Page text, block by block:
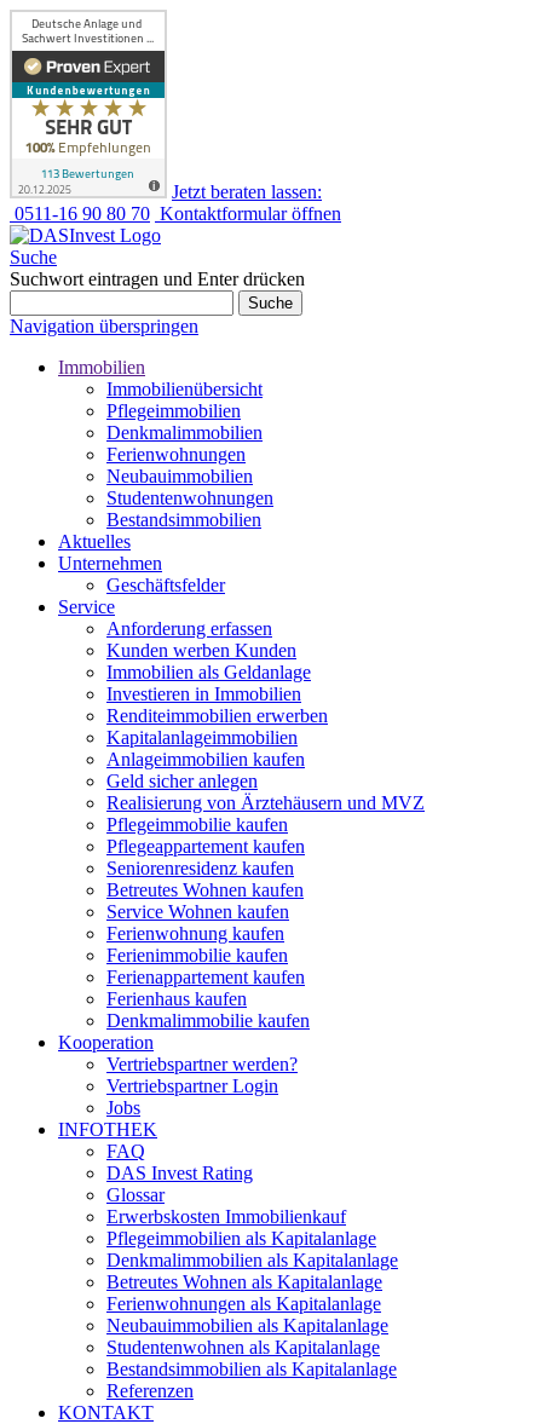
Jetzt beraten lassen:
0511-16 90 80 70 Kontaktformular öffnen
Suche
Suchwort eintragen und Enter drücken
Suche
Navigation überspringen
Immobilien
Immobilienübersicht
Pflegeimmobilien
Denkmalimmobilien
Ferienwohnungen
Neubauimmobilien
Studentenwohnungen
Bestandsimmobilien
Aktuelles
Unternehmen
Geschäftsfelder
Service
Anforderung erfassen
Kunden werben Kunden
Immobilien als Geldanlage
Investieren in Immobilien
Renditeimmobilien erwerben
Kapitalanlageimmobilien
Anlageimmobilien kaufen
Geld sicher anlegen
Realisierung von Ärztehäusern und MVZ
Pflegeimmobilie kaufen
Pflegeappartement kaufen
Seniorenresidenz kaufen
Betreutes Wohnen kaufen
Service Wohnen kaufen
Ferienwohnung kaufen
Ferienimmobilie kaufen
Ferienappartement kaufen
Ferienhaus kaufen
Denkmalimmobilie kaufen
Kooperation
Vertriebspartner werden?
Vertriebspartner Login
Jobs
INFOTHEK
FAQ
DAS Invest Rating
Glossar
Erwerbskosten Immobilienkauf
Pflegeimmobilien als Kapitalanlage
Denkmalimmobilien als Kapitalanlage
Betreutes Wohnen als Kapitalanlage
Ferienwohnungen als Kapitalanlage
Neubauimmobilien als Kapitalanlage
Studentenwohnen als Kapitalanlage
Bestandsimmobilien als Kapitalanlage
Referenzen
KONTAKT